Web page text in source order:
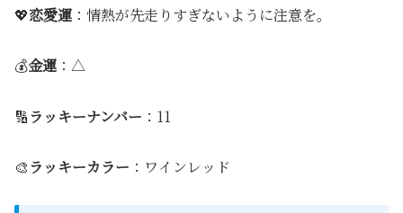
💖恋愛運 ：情熱が先走りすぎないように注意を。
💰金運 ：△
🔢 ラッキーナンバー ：11
🎨 ラッキーカラー ：ワインレッド